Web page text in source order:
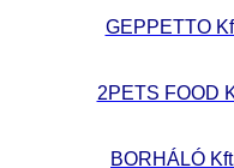
GEPPETTO
2PETS FOOD
BORHÁLÓ